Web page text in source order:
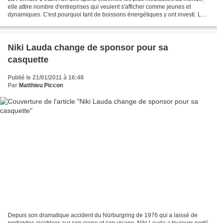
elle attire nombre d'entreprises qui veulent s'afficher comme jeunes et
dynamiques. C'est pourquoi tant de boissons énergétiques y ont investi. La
Niki Lauda change de sponsor pour sa
casquette
Publié le 21/01/2011 à 16:48
Par Matthieu Piccon
Depuis son dramatique accident du Nürburgring de 1976 qui a laissé de